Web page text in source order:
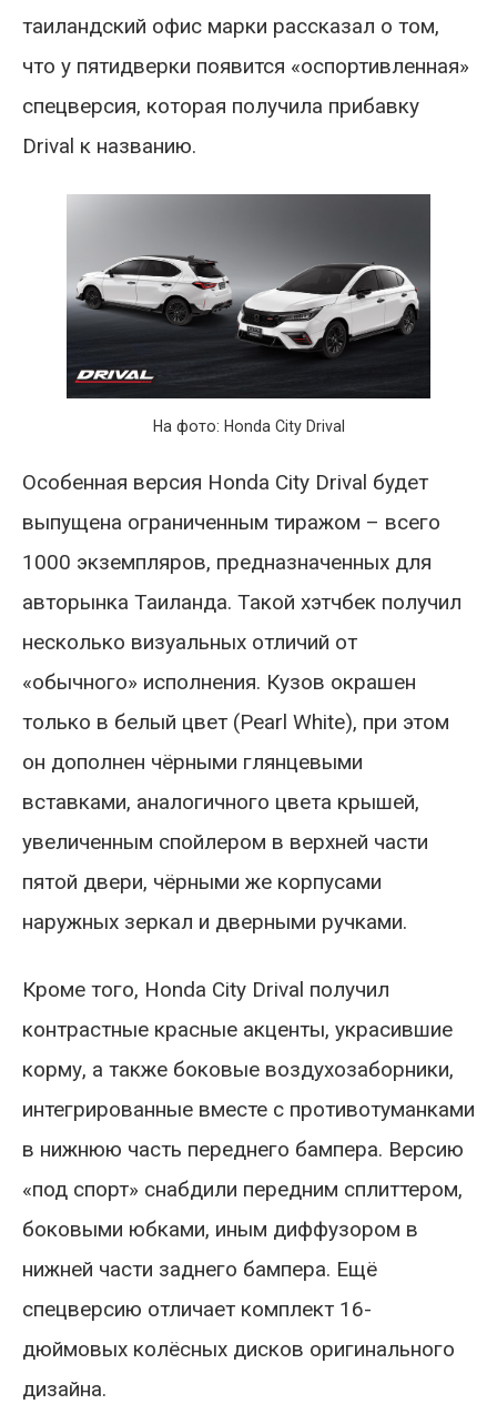
таиландский офис марки рассказал о том,
что у пятидверки появится «оспортивленная»
спецверсия, которая получила прибавку
Drival к названию.
На фото: Honda City Drival
Особенная версия Honda City Drival будет
выпущена ограниченным тиражом – всего
1000 экземпляров, предназначенных для
авторынка Таиланда. Такой хэтчбек получил
несколько визуальных отличий от
«обычного» исполнения. Кузов окрашен
только в белый цвет (Pearl White), при этом
он дополнен чёрными глянцевыми
вставками, аналогичного цвета крышей,
увеличенным спойлером в верхней части
пятой двери, чёрными же корпусами
наружных зеркал и дверными ручками.
Кроме того, Honda City Drival получил
контрастные красные акценты, украсившие
корму, а также боковые воздухозаборники,
интегрированные вместе с противотуманками
в нижнюю часть переднего бампера. Версию
«под спорт» снабдили передним сплиттером,
боковыми юбками, иным диффузором в
нижней части заднего бампера. Ещё
спецверсию отличает комплект 16-
дюймовых колёсных дисков оригинального
дизайна.